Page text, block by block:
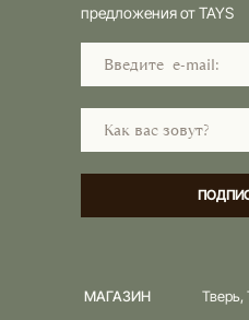
Тверь,
МАГАЗИН
предложения от TAYS